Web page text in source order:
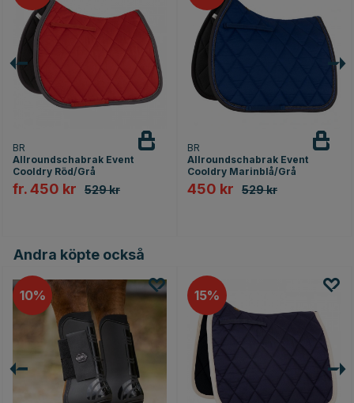
BR
Allroundschabrak Event
Cooldry Röd/Grå
fr. 450 kr 529 kr
BR
Allroundschabrak Event
Cooldry Marinblå/Grå
450 kr 529 kr
Andra köpte också
10 15